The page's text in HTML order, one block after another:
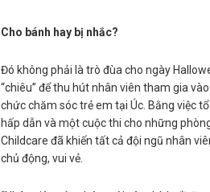
Cho bánh hay bị nhắc?
Đó không phải là trò đùa cho ngày
“chiêu” để thu hút nhân viên tham gia
chức chăm sóc trẻ em tại Úc. Bằng việc
hấp dẫn và một cuộc thi cho những
Childcare đã khiến tất cả đội ngũ nhân
chủ động, vui vẻ.